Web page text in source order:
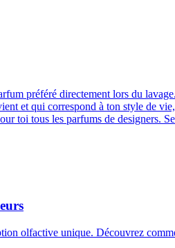
préféré directement lors du
et qui correspond à ton style de
toi tous les parfums de designers.
olfactive unique. Découvrez